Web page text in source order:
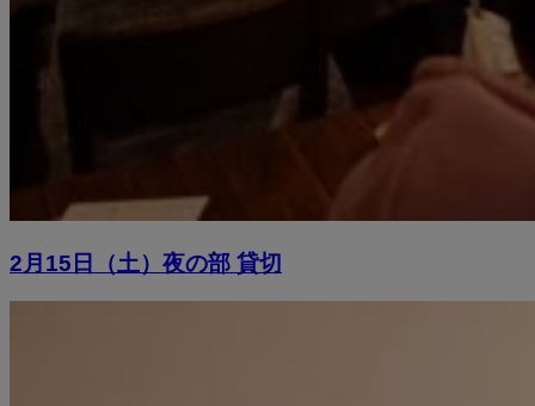
2月15日（土）夜の部 貸切